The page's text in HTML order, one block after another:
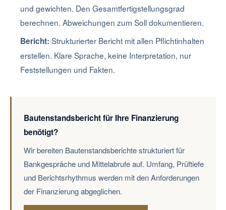
und gewichten. Den Gesamtfertigstellungsgrad
berechnen. Abweichungen zum Soll dokumentieren.
Bericht: Strukturierter Bericht mit allen Pflichtinhalten
erstellen. Klare Sprache, keine Interpretation, nur
Feststellungen und Fakten.
Bautenstandsbericht für Ihre Finanzierung
benötigt?
Wir bereiten Bautenstandsberichte strukturiert für
Bankgespräche und Mittelabrufe auf. Umfang, Prüftiefe
und Berichtsrhythmus werden mit den Anforderungen
der Finanzierung abgeglichen.